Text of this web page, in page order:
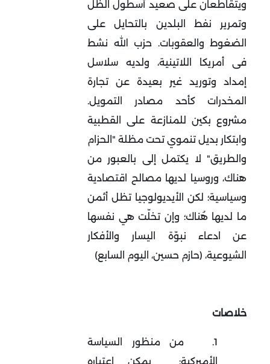
ويتقاطعان على صعيد أسطول الظلّ
وتمرير نفط البلدين بالتحايل على
الضغوط والعقوبات. حزب الله نشط
فى أمريكا اللاتينية، ولديه سلاسل
إمداد وتوريد غير بعيدة عن تجارة
المخدرات كأحد مصادر التمويل.
مشروع بكين للمنازعة على القطبية
وابتكار بديل تنموي تحت مظلة "الحزام
والطريق" لا يكتمل إلى بالعبور من
هناك، وروسيا لديها مصالح اقتصادية
وسياسية؛ لكن الأيديولوجيا تظل أثمن
ما لديها هُناك؛ وإن تخلّت هي نفسها
عن ادعاء نبوّة اليسار والأفكار
الشيوعية، (حازم حسين، اليوم السابع)
خلاصات
1.
من منظور السياسة
الأميركية:
يمكن اعتباره